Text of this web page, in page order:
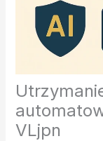
VLjpn